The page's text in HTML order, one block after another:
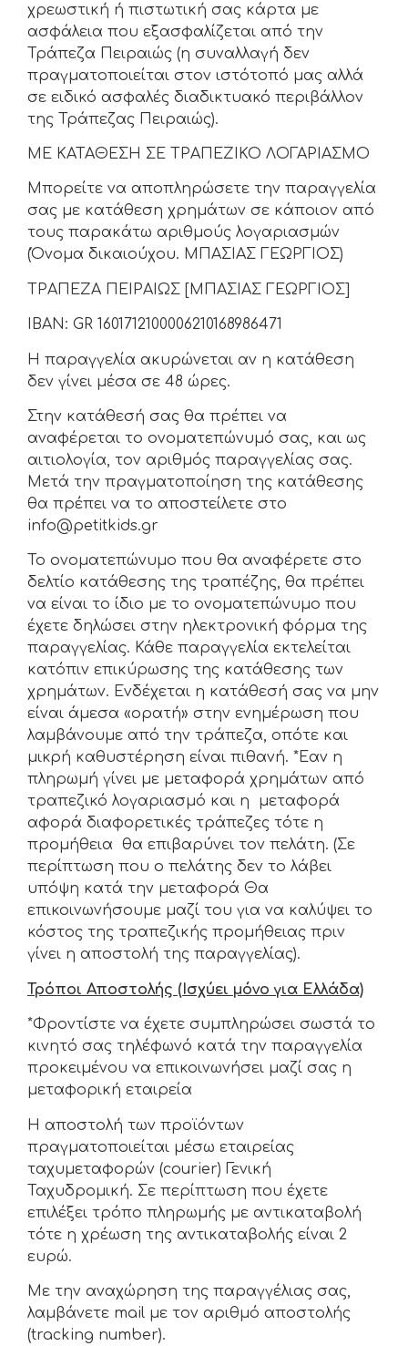
χρεωστική ή πιστωτική σας κάρτα με
ασφάλεια που εξασφαλίζεται από την
Τράπεζα Πειραιώς (η συναλλαγή δεν
πραγματοποιείται στον ιστότοπό μας αλλά
σε ειδικό ασφαλές διαδικτυακό περιβάλλον
της Τράπεζας Πειραιώς).
ΜΕ ΚΑΤΑΘΕΣΗ ΣΕ ΤΡΑΠΕΖΙΚΟ ΛΟΓΑΡΙΑΣΜΟ
Μπορείτε να αποπληρώσετε την παραγγελία
σας με κατάθεση χρημάτων σε κάποιον από
τους παρακάτω αριθμούς λογαριασμών
(Όνομα δικαιούχου. ΜΠΑΣΙΑΣ ΓΕΩΡΓΙΟΣ)
ΤΡΑΠΕΖΑ ΠΕΙΡΑΙΩΣ [ΜΠΑΣΙΑΣ ΓΕΩΡΓΙΟΣ]
IBAN: GR 1601712100006210168986471
Η παραγγελία ακυρώνεται αν η κατάθεση
δεν γίνει μέσα σε 48 ώρες.
Στην κατάθεσή σας θα πρέπει να
αναφέρεται το ονοματεπώνυμό σας, και ως
αιτιολογία, τον αριθμός παραγγελίας σας.
Μετά την πραγματοποίηση της κατάθεσης
θα πρέπει να το αποστείλετε στο
info@petitkids.gr
Το ονοματεπώνυμο που θα αναφέρετε στο
δελτίο κατάθεσης της τραπέζης, θα πρέπει
να είναι το ίδιο με το ονοματεπώνυμο που
έχετε δηλώσει στην ηλεκτρονική φόρμα της
παραγγελίας. Κάθε παραγγελία εκτελείται
κατόπιν επικύρωσης της κατάθεσης των
χρημάτων. Ενδέχεται η κατάθεσή σας να μην
είναι άμεσα «ορατή» στην ενημέρωση που
λαμβάνουμε από την τράπεζα, οπότε και
μικρή καθυστέρηση είναι πιθανή. *Εαν η
πληρωμή γίνει με μεταφορά χρημάτων από
τραπεζικό λογαριασμό και η μεταφορά
αφορά διαφορετικές τράπεζες τότε η
προμήθεια θα επιβαρύνει τον πελάτη. (Σε
περίπτωση που ο πελάτης δεν το λάβει
υπόψη κατά την μεταφορά Θα
επικοινωνήσουμε μαζί του για να καλύψει το
κόστος της τραπεζικής προμήθειας πριν
γίνει η αποστολή της παραγγελίας).
Τρόποι Αποστολής (Ισχύει μόνο για Ελλάδα)
*Φροντίστε να έχετε συμπληρώσει σωστά το
κινητό σας τηλέφωνό κατά την παραγγελία
προκειμένου να επικοινωνήσει μαζί σας η
μεταφορική εταιρεία
Η αποστολή των προϊόντων
πραγματοποιείται μέσω εταιρείας
ταχυμεταφορών (courier) Γενική
Ταχυδρομική. Σε περίπτωση που έχετε
επιλέξει τρόπο πληρωμής με αντικαταβολή
τότε η χρέωση της αντικαταβολής είναι 2
ευρώ.
Με την αναχώρηση της παραγγέλιας σας,
λαμβάνετε mail με τον αριθμό αποστολής
(tracking number).